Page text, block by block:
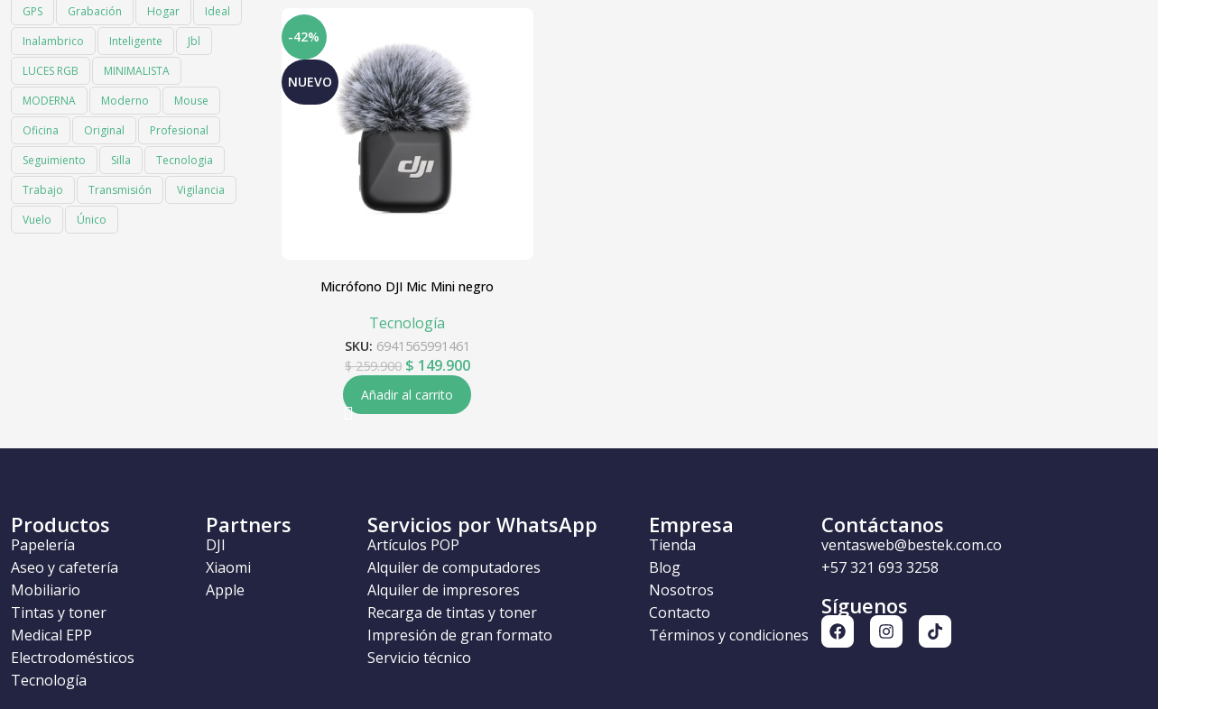
GPS
Grabación Hogar
Ideal
Inalambrico
Inteligente
Jbl
LUCES RGB
MINIMALISTA
MODERNA
Moderno
Mouse
Oficina
Original
Profesional
Seguimiento
Silla
Tecnologia
Trabajo
Transmisión
Vigilancia
Vuelo
Único
-42%
NUEVO
Micrófono DJI Mic Mini negro
Tecnología
SKU: 6941565991461
$259.900 $ 149.900
Añadir al carrito
Productos
Papelería
Aseo y cafetería
Mobiliario
Tintas y toner
Medical EPP
Electrodomésticos
Tecnología
Partners
DJI
Xiaomi
Apple
Servicios por WhatsApp
Artículos POP
Alquiler de computadores
Alquiler de impresores
Recarga de tintas y toner
Impresión de gran formato
Servicio técnico
Empresa
Tienda
Blog
Nosotros
Contacto
Términos y condiciones
Contáctanos
ventasweb@bestek.com.co
+57 321 693 3258
Síguenos